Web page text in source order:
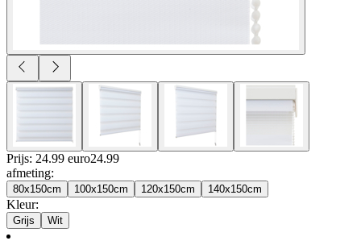
Prijs: 24.99 euro24.99
afmeting:
80x150cm 100x150cm 120x150cm 140x150cm
Kleur:
Grijs Wit